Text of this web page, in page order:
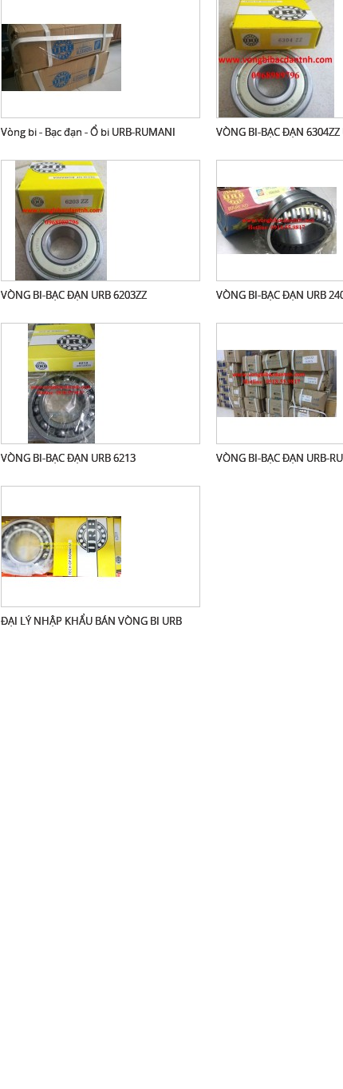
Vòng bi - Bạc đạn - Ổ bi URB-RUMANI VÒNG BI-BẠC ĐẠN 6304ZZ
VÒNG BI-BẠC ĐẠN URB 6203ZZ VÒNG BI-BẠC ĐẠN URB
VÒNG BI-BẠC ĐẠN URB 6213 VÒNG BI-BẠC ĐẠN URB-
ĐẠI LÝ NHẬP KHẨU BÁN VÒNG BI URB